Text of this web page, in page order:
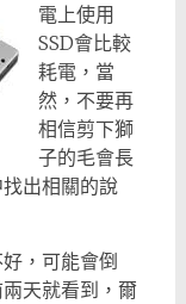
電上使用
SSD會比較
耗電，當
然，不要再
相信剪下獅
子的毛會長
出相關的說
，可能會倒
兩天就看到，爾